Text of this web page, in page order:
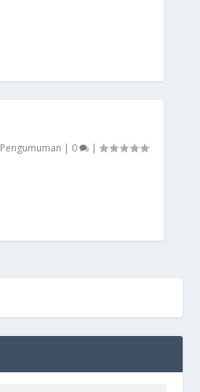
Pengumuman | 0 |